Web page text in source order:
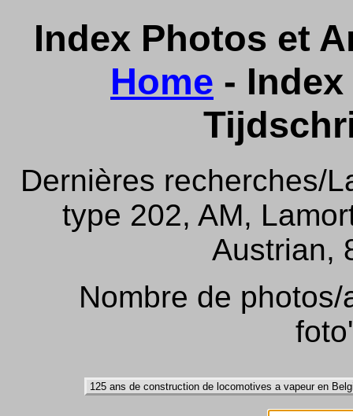
Index Photos et
Home -
Dernières recherches/
type 202, AM,
Austrian,
Nombre de